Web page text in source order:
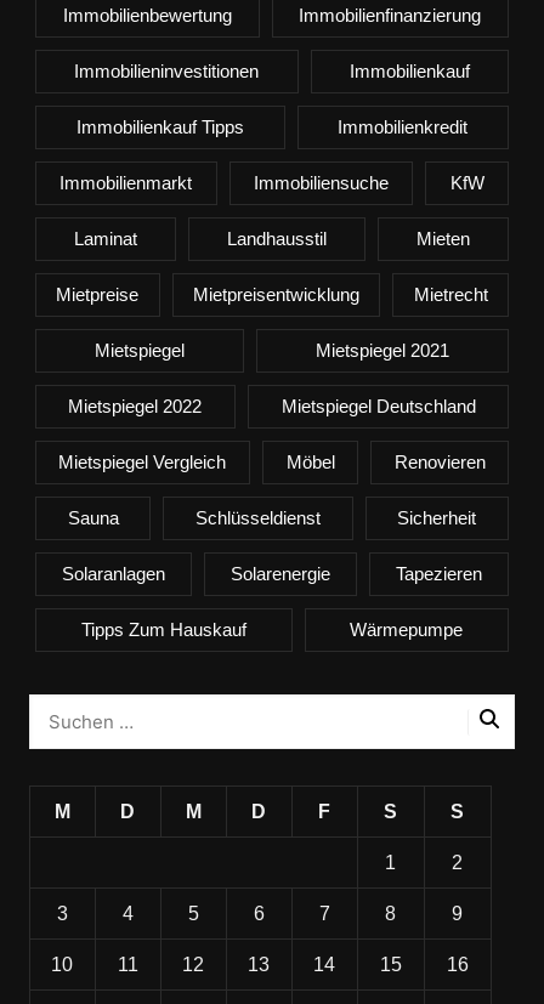
Immobilienbewertung Immobilienfinanzierung
Immobilieninvestitionen Immobilienkauf
Immobilienkauf Tipps Immobilienkredit
Immobilienmarkt Immobiliensuche KfW
Laminat Landhausstil Mieten
Mietpreise Mietpreisentwicklung Mietrecht
Mietspiegel Mietspiegel 2021
Mietspiegel 2022 Mietspiegel Deutschland
Mietspiegel Vergleich Möbel Renovieren
Sauna Schlüsseldienst Sicherheit
Solaranlagen Solarenergie Tapezieren
Tipps Zum Hauskauf Wärmepumpe
M D M D F S S
1 2
3 4 5 6 7 8 9
10 11 12 13 14 15 16